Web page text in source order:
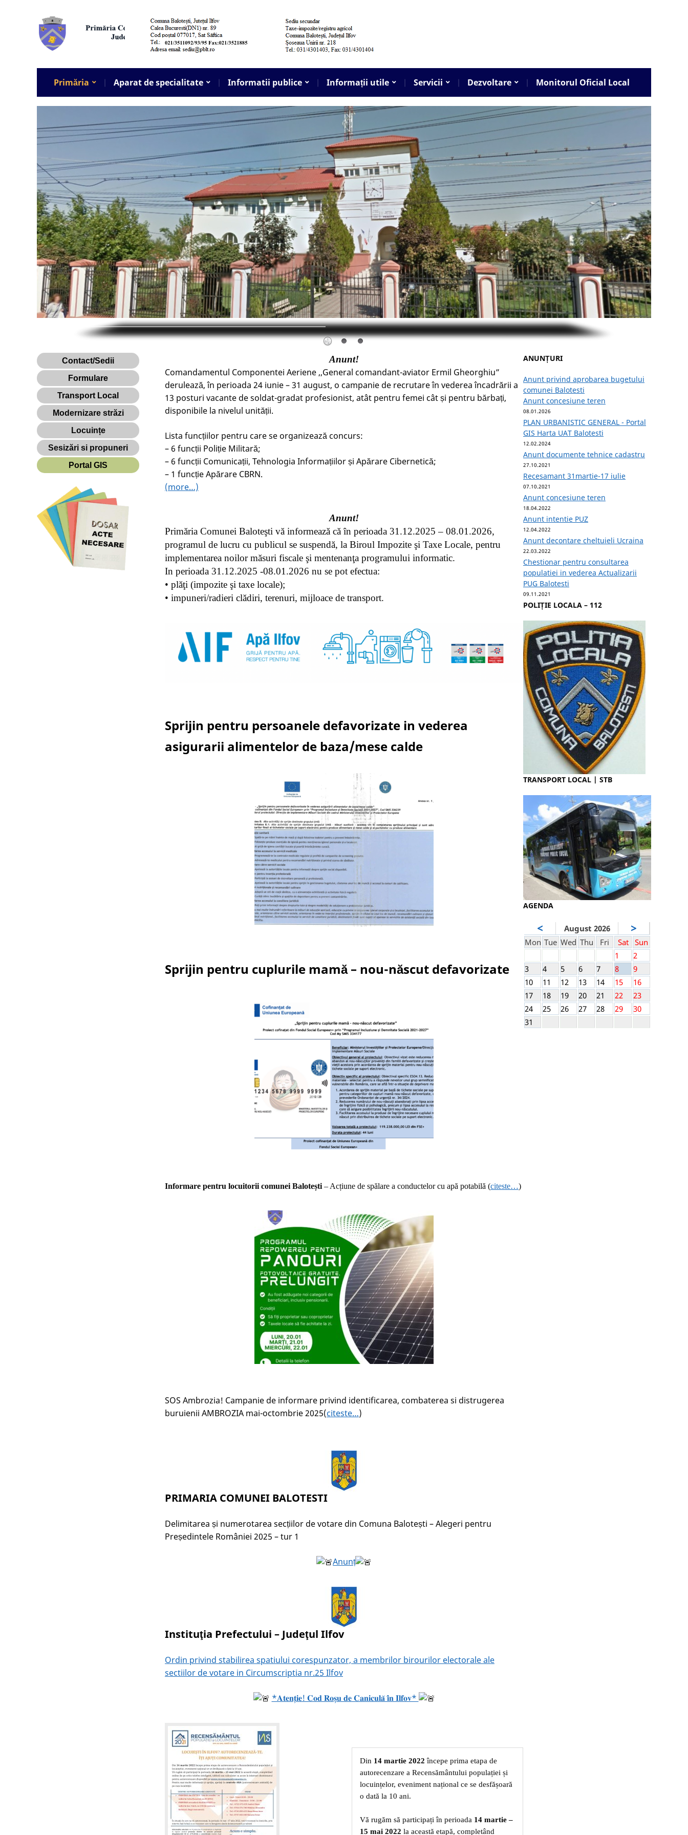
Primăria Aparat de specialitate Informatii publice Informații utile Servicii Dezvoltare Monitorul Oficial Local
Contact/Sedii
Formulare
Transport Local
Modernizare străzi
Locuințe
Sesizări si propuneri
Portal GIS
Anunt!
Comandamentul Componentei Aeriene ,,General comandant-aviator Ermil Gheorghiu”
derulează, în perioada 24 iunie – 31 august, o campanie de recrutare în vederea încadrării a
13 posturi vacante de soldat-gradat profesionist, atât pentru femei cât și pentru bărbați,
disponibile la nivelul unității.
Lista funcțiilor pentru care se organizează concurs:
– 6 funcții Poliție Militară;
– 6 funcții Comunicații, Tehnologia Informațiilor și Apărare Cibernetică;
– 1 funcție Apărare CBRN.
(more…)
Anunt!
Primăria Comunei Baloteşti vă informează că în perioada 31.12.2025 – 08.01.2026,
programul de lucru cu publicul se suspendă, la Biroul Impozite şi Taxe Locale, pentru
implementarea noilor măsuri fiscale şi mentenanţa programului informatic.
In perioada 31.12.2025 -08.01.2026 nu se pot efectua:
• plăţi (impozite şi taxe locale);
• impuneri/radieri clădiri, terenuri, mijloace de transport.
Sprijin pentru persoanele defavorizate in vederea
asigurarii alimentelor de baza/mese calde
Sprijin pentru cuplurile mamă – nou-născut defavorizate
Informare pentru locuitorii comunei Balotești – Acțiune de spălare a conductelor cu apă potabilă (citeste…)
SOS Ambrozia! Campanie de informare privind identificarea, combaterea si distrugerea
buruienii AMBROZIA mai-octombrie 2025(citeste…)
PRIMARIA COMUNEI BALOTESTI
Delimitarea și numerotarea secțiilor de votare din Comuna Balotești – Alegeri pentru
Președintele României 2025 – tur 1
Anunț
Instituţia Prefectului – Judeţul Ilfov
Ordin privind stabilirea spatiului corespunzator, a membrilor birourilor electorale ale
sectiilor de votare in Circumscriptia nr.25 Ilfov
*𝐀𝐭𝐞𝐧𝐭̦𝐢𝐞! 𝐂𝐨𝐝 𝐑𝐨𝐬̦𝐮 𝐝𝐞 𝐂𝐚𝐧𝐢𝐜𝐮𝐥𝐚̆ 𝐢̂𝐧 𝐈𝐥𝐟𝐨𝐯*
Din 14 martie 2022începe prima etapa de
autorecenzare a Recensământului populației și
locuințelor, eveniment național ce se desfășoară
o dată la 10 ani.
Vă rugăm să participați în perioada 14 martie –
15 mai 2022 la această etapă, completând
ANUNȚURI
Anunt privind aprobarea bugetului
comunei Balotesti
Anunt concesiune teren
08.01.2026
PLAN URBANISTIC GENERAL - Portal
GIS Harta UAT Balotesti
12.02.2024
Anunt documente tehnice cadastru
27.10.2021
Recesamant 31martie-17 iulie
07.10.2021
Anunt concesiune teren
18.04.2022
Anunt intentie PUZ
12.04.2022
Anunt decontare cheltuieli Ucraina
22.03.2022
Chestionar pentru consultarea
populatiei in vederea Actualizarii
PUG Balotesti
09.11.2021
POLIȚIE LOCALA – 112
TRANSPORT LOCAL | STB
AGENDA
< August 2026 >
Mon Tue Wed Thu Fri Sat
Sun
1
2
3
4 5 6 7 8
9
10
11 12 13 14 15
16
17
18 19 20 21 22
23
24
25 26 27 28 29
30
31